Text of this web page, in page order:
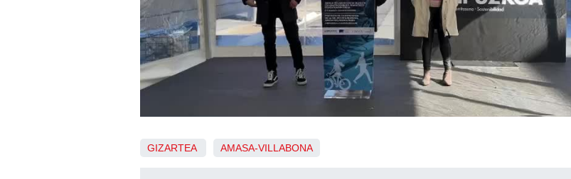
GIZARTEA AMASA-VILLABONA